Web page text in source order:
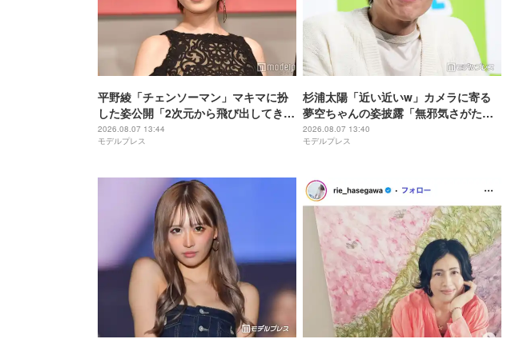
平野綾「チェンソーマン」マキマに扮
した姿公開「2次元から飛び出してきた
みたい」「美しさに思わず目を奪われ
た」と反響
2026.08.07 13:44
モデルプレス
杉浦太陽「近い近いw」カメラに寄る
夢空ちゃんの姿披露「無邪気さがたま
らない」「全てが愛おしい」の声
2026.08.07 13:40
モデルプレス